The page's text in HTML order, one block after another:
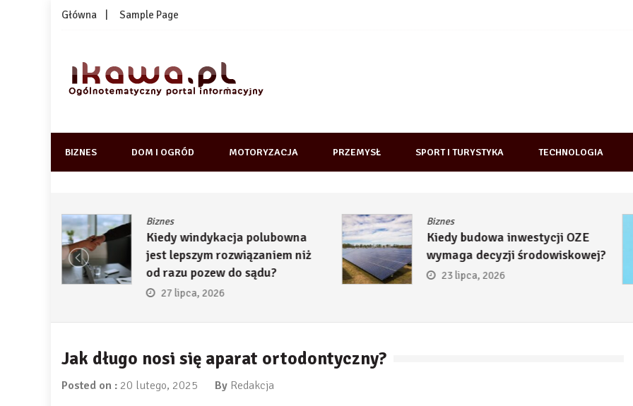
Skip
Główna Sample Page
1kawa.pl
BIZNES DOM I OGRÓD MOTORYZACJA PRZEMYSŁ SPORT I TURYSTYKA TECHNOLOGIA
Biznes
Kiedy windykacja polubowna
jest lepszym rozwiązaniem niż
od razu pozew do sądu?
27 lipca, 2026
Biznes
Kiedy budowa inwestycji OZE
wymaga decyzji środowiskowej?
23 lipca, 2026
Jak długo nosi się aparat ortodontyczny?
Posted on : 20 lutego, 2025 By Redakcja